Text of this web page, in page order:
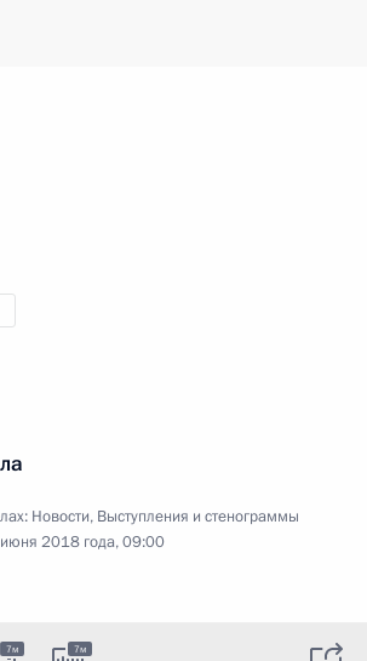
Новости, Выступления и стенограммы
2018 года, 09:00
7м 7м